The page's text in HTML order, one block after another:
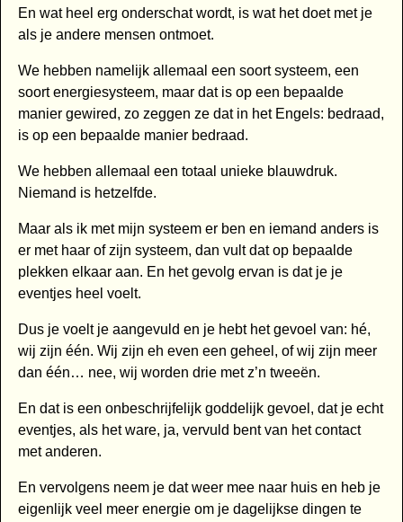
En wat heel erg onderschat wordt, is wat het doet met je
als je andere mensen ontmoet.
We hebben namelijk allemaal een soort systeem, een
soort energiesysteem, maar dat is op een bepaalde
manier gewired, zo zeggen ze dat in het Engels: bedraad,
is op een bepaalde manier bedraad.
We hebben allemaal een totaal unieke blauwdruk.
Niemand is hetzelfde.
Maar als ik met mijn systeem er ben en iemand anders is
er met haar of zijn systeem, dan vult dat op bepaalde
plekken elkaar aan. En het gevolg ervan is dat je je
eventjes heel voelt.
Dus je voelt je aangevuld en je hebt het gevoel van: hé,
wij zijn één. Wij zijn eh even een geheel, of wij zijn meer
dan één… nee, wij worden drie met z’n tweeën.
En dat is een onbeschrijfelijk goddelijk gevoel, dat je echt
eventjes, als het ware, ja, vervuld bent van het contact
met anderen.
En vervolgens neem je dat weer mee naar huis en heb je
eigenlijk veel meer energie om je dagelijkse dingen te